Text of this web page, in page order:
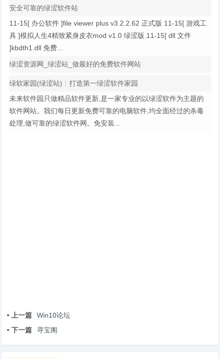
安全可靠的绿涩软件站
11-15[ 办公软件 ]file viewer plus v3.2.2.62 正式版 11-15[ 游戏工
具 ]模拟人生4精致紧身皮衣mod v1.0 绿涩版 11-15[ dll 文件
]kbdth1.dll 免费...
绿涩资源网_绿涩站_做最好的免费软件网站
绿软家园(绿涩站)┊打造第一绿涩软件家园
未来软件园只做精品软件更新,是一家专业的以绿涩软件为主题的
软件网站。我们每日更新免费可靠的电脑软件,均全面经过的杀毒
处理,做可靠的绿涩软件网。免安装...
• 上一篇
Win10论坛
• 下一篇
寻宝阁